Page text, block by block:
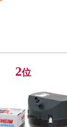
2位